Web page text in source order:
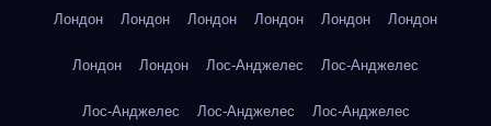
Лондон Лондон Лондон Лондон Лондон Лондон
Лондон Лондон Лос-Анджелес Лос-Анджелес
Лос-Анджелес Лос-Анджелес Лос-Анджелес